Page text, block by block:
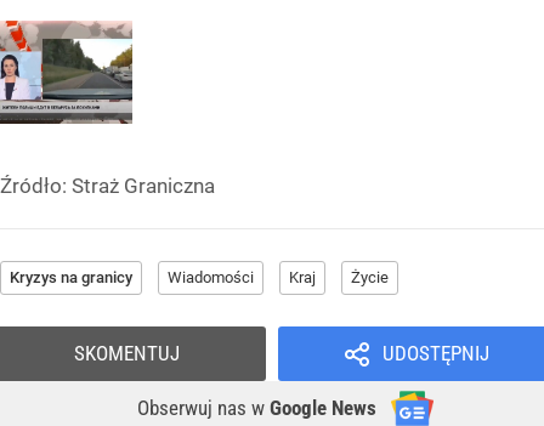
Źródło: Straż Graniczna
Kryzys na granicy Wiadomości Kraj Życie
UDOSTĘPNIJ
Obserwuj nas w Google News
SKOMENTUJ